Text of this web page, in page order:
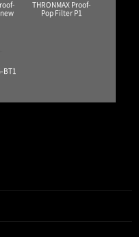
THRONMAX Proof-
Pop Filter P1
BT1